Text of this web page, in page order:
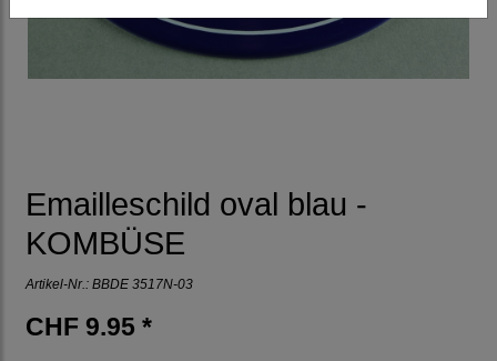
Emailleschild oval blau -
KOMBÜSE
Artikel-Nr.: BBDE 3517N-03
CHF 9.95 *